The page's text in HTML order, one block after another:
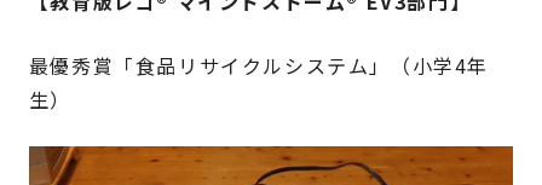
最優秀賞「食品リサイクルシステム」（小学4年
生）